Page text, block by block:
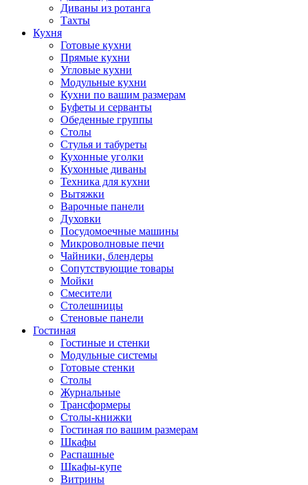
Диваны из ротанга
Тахты
Кухня
Готовые кухни
Прямые кухни
Угловые кухни
Модульные кухни
Кухни по вашим размерам
Буфеты и серванты
Обеденные группы
Столы
Стулья и табуреты
Кухонные уголки
Кухонные диваны
Техника для кухни
Вытяжки
Варочные панели
Духовки
Посудомоечные машины
Микроволновые печи
Чайники, блендеры
Сопутствующие товары
Мойки
Смесители
Столешницы
Стеновые панели
Гостиная
Гостиные и стенки
Модульные системы
Готовые стенки
Столы
Журнальные
Трансформеры
Столы-книжки
Гостиная по вашим размерам
Шкафы
Распашные
Шкафы-купе
Витрины